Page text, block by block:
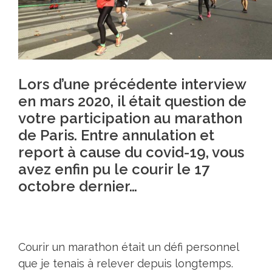
Lors d’une précédente interview
en mars 2020, il était question de
votre participation au marathon
de Paris. Entre annulation et
report à cause du covid-19, vous
avez enfin pu le courir le 17
octobre dernier…
Courir un marathon était un défi personnel
que je tenais à relever depuis longtemps.